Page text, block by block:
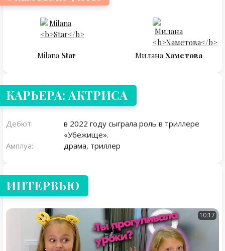
КАРЬЕРА: АКТРИСА
Дебют:
в 2022 году сыграла роль в триллере
«Убежище».
Амплуа:
драма, триллер
Milana Star Милана Хаметова
ИНТЕРВЬЮ
10:17